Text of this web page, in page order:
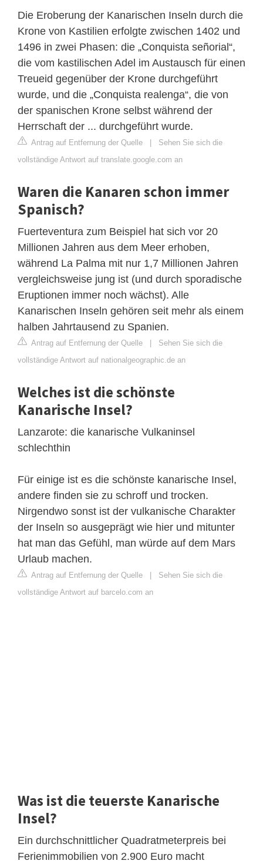
Die Eroberung der Kanarischen Inseln durch die
Krone von Kastilien erfolgte zwischen 1402 und
1496 in zwei Phasen: die „Conquista señorial“,
die vom kastilischen Adel im Austausch für einen
Treueid gegenüber der Krone durchgeführt
wurde, und die „Conquista realenga“, die von
der spanischen Krone selbst während der
Herrschaft der ... durchgeführt wurde.
Antrag auf Entfernung der Quelle | Sehen Sie sich die
vollständige Antwort auf translate.google.com an
Waren die Kanaren schon immer
Spanisch?
Fuerteventura zum Beispiel hat sich vor 20
Millionen Jahren aus dem Meer erhoben,
während La Palma mit nur 1,7 Millionen Jahren
vergleichsweise jung ist (und durch sporadische
Eruptionen immer noch wächst). Alle
Kanarischen Inseln gehören seit mehr als einem
halben Jahrtausend zu Spanien.
Antrag auf Entfernung der Quelle | Sehen Sie sich die
vollständige Antwort auf nationalgeographic.de an
Welches ist die schönste
Kanarische Insel?
Lanzarote: die kanarische Vulkaninsel
schlechthin
Für einige ist es die schönste kanarische Insel,
andere finden sie zu schroff und trocken.
Nirgendwo sonst ist der vulkanische Charakter
der Inseln so ausgeprägt wie hier und mitunter
hat man das Gefühl, man würde auf dem Mars
Urlaub machen.
Antrag auf Entfernung der Quelle | Sehen Sie sich die
vollständige Antwort auf barcelo.com an
Was ist die teuerste Kanarische
Insel?
Ein durchschnittlicher Quadratmeterpreis bei
Ferienimmobilien von 2.900 Euro macht